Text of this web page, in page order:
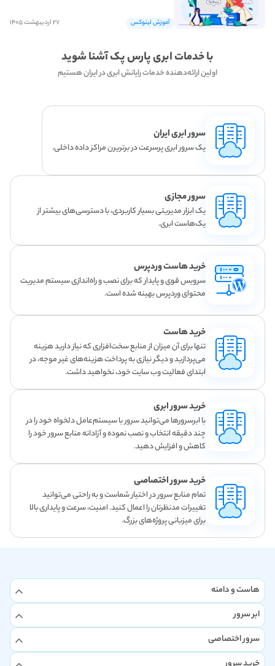
آموزش لینوکس ۲۷ اردیبهشت ۱۴۰۵
با خدمات ابری پارس پک آشنا شوید
اولین ارائه‌دهنده خدمات رایانش ابری در ایران هستیم
سرور ابری ایران
یک سرور ابری پرسرعت در برتریرن مراکز داده داخلی.
سرور مجازی
یک ابزار مدیریتی بسیار کاربردی، با دسترسی‌های بیشتر از
یک‌هاست ابری.
خرید هاست وردپرس
سرویس قوی و پایدار که برای نصب و راه‌اندازی سیستم مدیریت
محتوای وردپرس بهینه شده است.
خرید هاست
تنها برای آن میزان از منابع سخت‌افزاری که نیاز دارید هزینه
می‌پردازید و دیگر نیازی به پرداخت هزینه‌های غیر موجه، در
ابتدای فعالیت وب سایت خود، نخواهید داشت.
خرید سرور ابری
با ابرسرورها می‌توانید سرور با سیستم‌عامل دلخواه خود را در
چند دقیقه انتخاب و نصب نموده و آزادانه منابع سرور خود را
کاهش و افزایش دهید.
خرید سرور اختصاصی
تمام منابع سرور در اختیار شماست و به راحتی می‌توانید
تغییرات مدنظرتان را اعمال کنید. امنیت، سرعت و پایداری بالا
برای میزبانی پروژه‌های بزرگ.
هاست و دامنه
ابر سرور
سرور اختصاصی